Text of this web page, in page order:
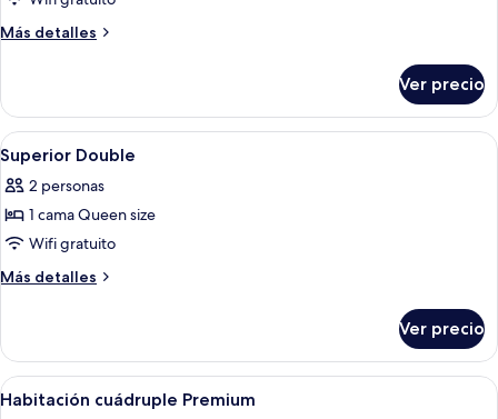
Standard
Más detalles
Más
Double
Ver precio
Abrir
todas
las
fotos
de
Superior
5
Superior Double
2 personas
1 cama Queen size
Wifi gratuito
Más detalles
Más
Double
Ver precio
Abrir
todas
Habitación de hotel con dos camas,
6
Habitación cuádruple Premium